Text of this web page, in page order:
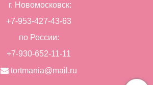
г. Новомосковск:
+7-953-427-43-63
по России:
+7-930-652-11-11
tortmania@mail.ru